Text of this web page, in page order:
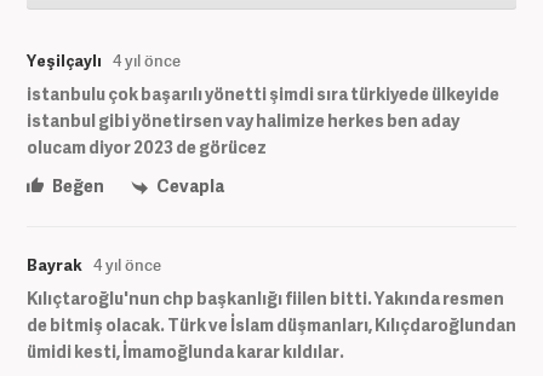
Yeşilçaylı 4 yıl önce
istanbulu çok başarılı yönetti şimdi sıra türkiyede ülkeyide
istanbul gibi yönetirsen vay halimize herkes ben aday
olucam diyor 2023 de görücez
Beğen
Cevapla
Bayrak 4 yıl önce
Kılıçtaroğlu'nun chp başkanlığı fiilen bitti. Yakında resmen
de bitmiş olacak. Türk ve İslam düşmanları, Kılıçdaroğlundan
ümidi kesti, İmamoğlunda karar kıldılar.